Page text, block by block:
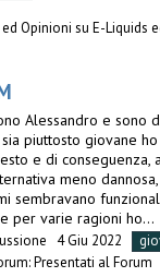
Opinioni su E-Liquids
Alessandro e sono
piuttosto giovane
e di conseguenza,
meno
sembravano
per varie ragioni ho...
4 Giu 2022
Presentati al Forum